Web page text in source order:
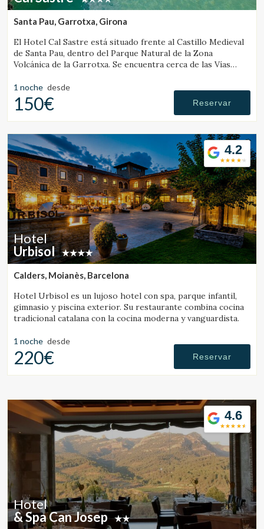
Santa Pau, Garrotxa, Girona
El Hotel Cal Sastre está situado frente al Castillo Medieval
de Santa Pau, dentro del Parque Natural de la Zona
Volcánica de la Garrotxa. Se encuentra cerca de las Vías
1 noche desde
150€ Reservar
4.2
Hotel
Urbisol
Calders, Moianès, Barcelona
Hotel Urbisol es un lujoso hotel con spa, parque infantil,
gimnasio y piscina exterior. Su restaurante combina cocina
tradicional catalana con la cocina moderna y vanguardista.
1 noche desde
220€ Reservar
4.6
Hotel
& Spa Can Josep
Estas cookies son utilizadas para almacenar información
sobre las preferencias y elecciones personales del usuario
a través de la observación continuada de sus hábitos de
de navegación en el sitio web y mostrar publicidad
relacionada con el perfil de navegación del usuario.